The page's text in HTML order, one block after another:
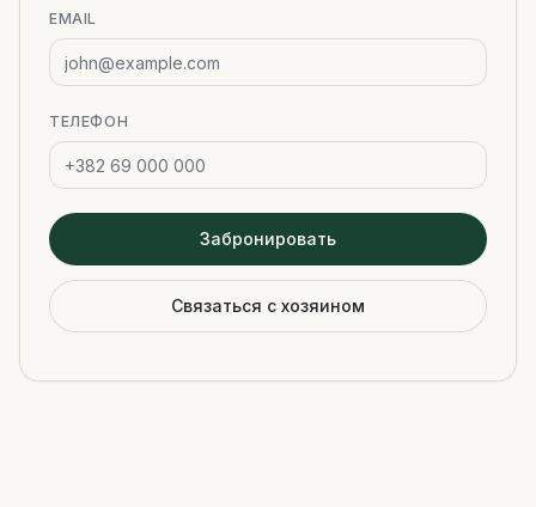
EMAIL
ТЕЛЕФОН
Забронировать
Связаться с хозяином